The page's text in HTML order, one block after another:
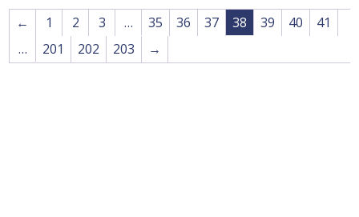
← 1 2 3 … 35 36 37 38 39 40
41
…
201 202 203 →